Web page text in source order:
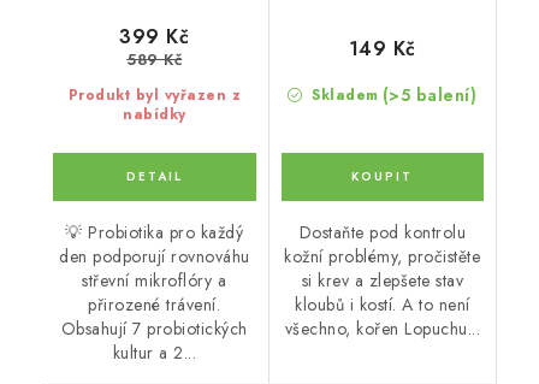
Produkt byl vyřazen z
nabídky
399 Kč
589 Kč
💡 Probiotika pro každý
den podporují rovnováhu
střevní mikroflóry a
přirozené trávení.
Obsahují 7 probiotických
kultur a 2...
Skladem (>5 balení)
149 Kč
Dostaňte pod kontrolu
kožní problémy, pročistěte
si krev a zlepšete stav
kloubů i kostí. A to není
všechno, kořen Lopuchu...